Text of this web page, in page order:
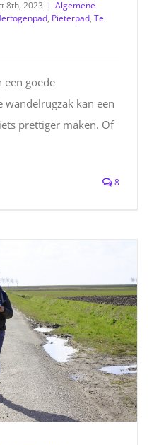
8th, 2023 | Algemene
, Pieterpad, Te
een goede
wandelrugzak kan een
prettiger maken. Of
8